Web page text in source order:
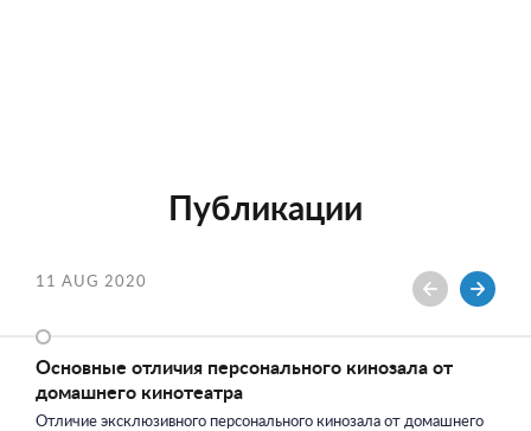
Публикации
11 AUG 2020
Основные отличия персонального кинозала от
домашнего кинотеатра
Отличие эксклюзивного персонального кинозала от домашнего